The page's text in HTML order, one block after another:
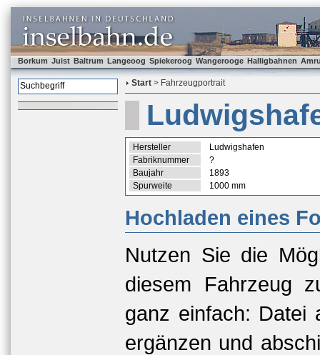
Borkum Juist Baltrum Langeoog Spiekeroog Wangerooge Halligbahnen
Start > Fahrzeugportrait
Hersteller
Ludwigshafen
Fabriknummer
?
Baujahr
1893
Spurweite
1000 mm
Hochladen eines
Nutzen Sie die
diesem Fahrzeug
ganz einfach: Datei
ergänzen und